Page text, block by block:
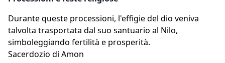
Durante queste processioni, l'effigie del dio veniva
talvolta trasportata dal suo santuario al Nilo,
simboleggiando fertilità e prosperità.
Sacerdozio di Amon